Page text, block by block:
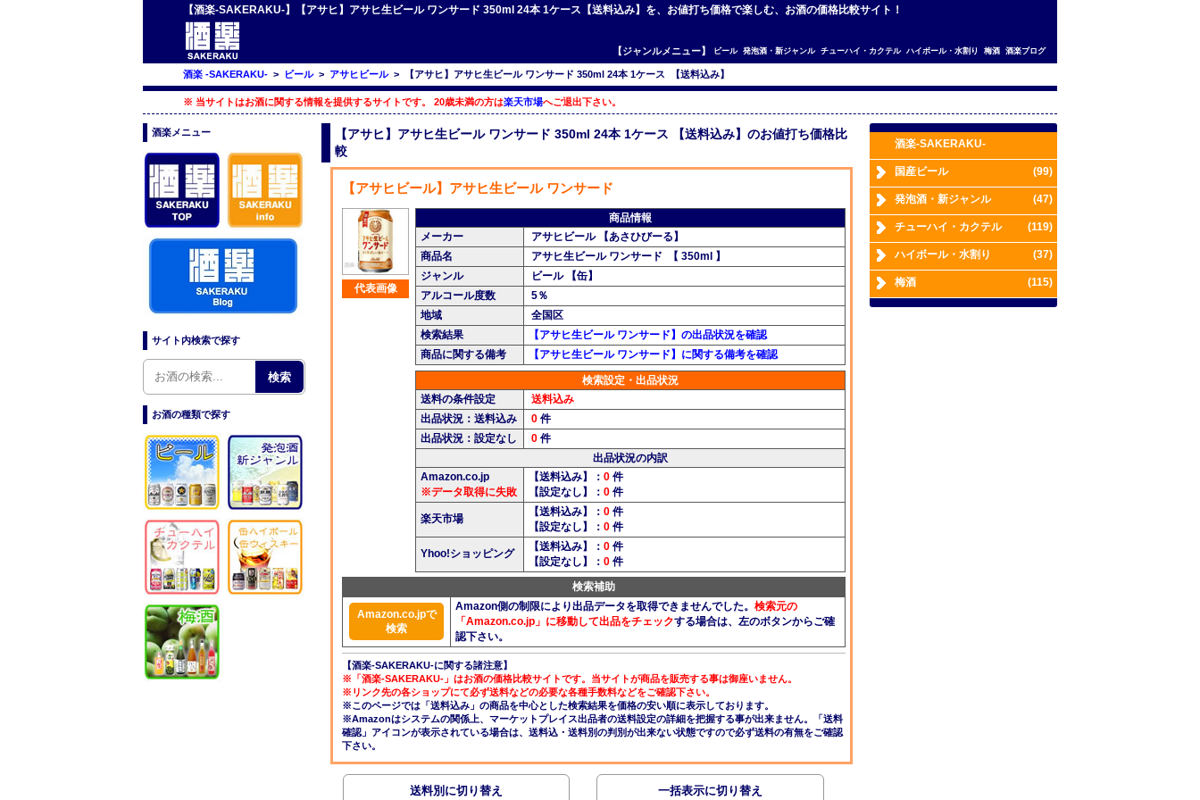
【酒楽-SAKERAKU-】【アサヒ】アサヒ生ビール ワンサード 350ml 24本 1ケース【送料込み】を、お値打ち価格で楽しむ、お酒の価格比較サイト！
【ジャンルメニュー】 ビール 発泡酒・新ジャンル チューハイ・カクテル ハイボール・水割り 梅酒 酒楽ブログ
酒楽 -SAKERAKU- > ビール > アサヒビール > 【アサヒ】アサヒ生ビール ワンサード 350ml 24本 1ケース 【送料込み】
※ 当サイトはお酒に関する情報を提供するサイトです。 20歳未満の方は楽天市場へご退出下さい。
酒楽メニュー
サイト内検索で探す
検索
お酒の種類で探す
酒楽-SAKERAKU-
国産ビール (99)
発泡酒・新ジャンル (47)
チューハイ・カクテル (119)
ハイボール・水割り (37)
梅酒 (115)
【アサヒ】アサヒ生ビール ワンサード 350ml 24本 1ケース 【送料込み】のお値打ち価格比
較
【アサヒビール】アサヒ生ビール ワンサード
代表画像
商品情報
メーカー
アサヒビール 【あさひびーる】
商品名
アサヒ生ビール ワンサード 【 350ml 】
ジャンル
ビール 【缶】
アルコール度数
5％
地域
全国区
検索結果
【アサヒ生ビール ワンサード】の出品状況を確認
商品に関する備考
【アサヒ生ビール ワンサード】に関する備考を確認
検索設定・出品状況
送料の条件設定
送料込み
出品状況：送料込み
0 件
出品状況：設定なし
0 件
出品状況の内訳
Amazon.co.jp
※データ取得に失敗
【送料込み】： 0 件
【設定なし】： 0 件
楽天市場
【送料込み】： 0 件
【設定なし】： 0 件
Yhoo!ショッピング
【送料込み】： 0 件
【設定なし】： 0 件
検索補助
Amazon.co.jpで
検索
Amazon側の制限により出品データを取得できませんでした。 検索元の
「Amazon.co.jp」に移動して出品をチェックする場合は、左のボタンからご確
認下さい。
【酒楽-SAKERAKU-に関する諸注意】
※「酒楽-SAKERAKU-」はお酒の価格比較サイトです。当サイトが商品を販売する事は御座いません。
※リンク先の各ショップにて必ず送料などの必要な各種手数料などをご確認下さい。
※このページでは「送料込み」の商品を中心とした検索結果を価格の安い順に表示しております。
※Amazonはシステムの関係上、マーケットプレイス出品者の送料設定の詳細を把握する事が出来ません。「送料
確認」アイコンが表示されている場合は、送料込・送料別の判別が出来ない状態ですので必ず送料の有無をご確認
下さい。
送料別に切り替え 一括表示に切り替え